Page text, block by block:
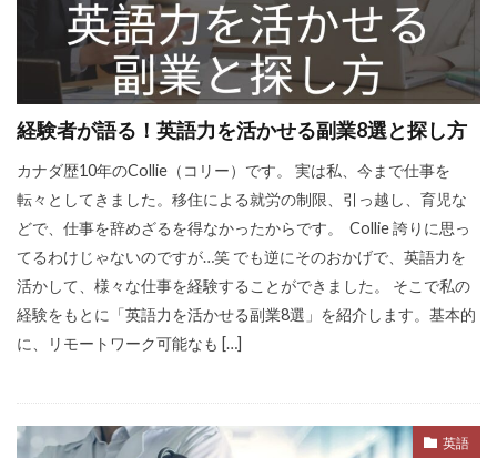
経験者が語る！英語力を活かせる副業8選と探し方
カナダ歴10年のCollie（コリー）です。 実は私、今まで仕事を
転々としてきました。移住による就労の制限、引っ越し、育児な
どで、仕事を辞めざるを得なかったからです。 Collie 誇りに思っ
てるわけじゃないのですが…笑 でも逆にそのおかげで、英語力を
活かして、様々な仕事を経験することができました。 そこで私の
経験をもとに「英語力を活かせる副業8選」を紹介します。基本的
に、リモートワーク可能なも […]
英語